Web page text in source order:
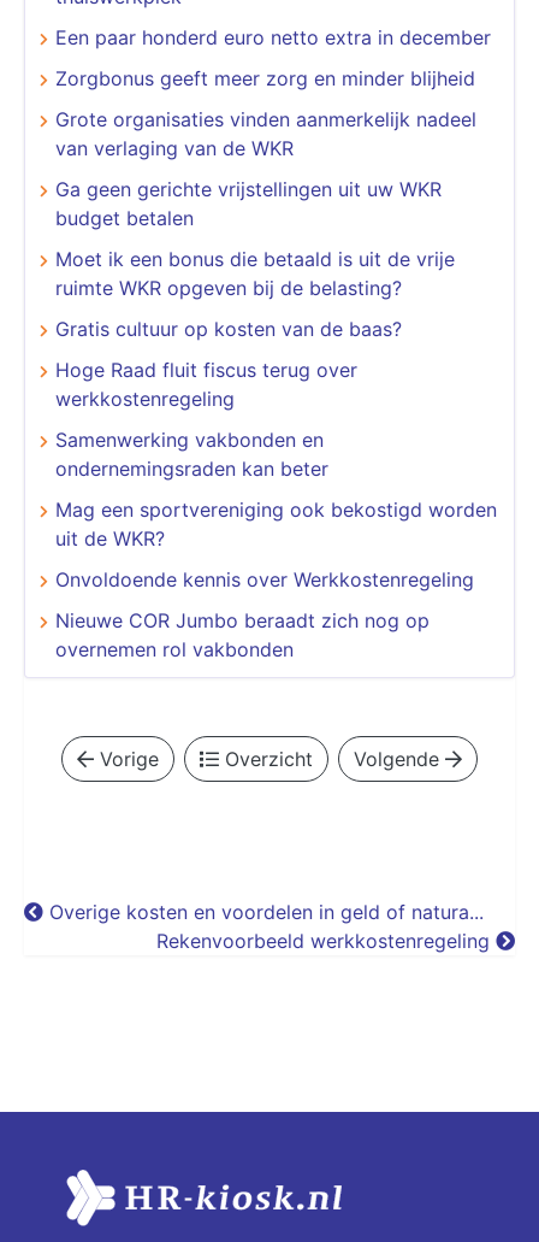
Een paar honderd euro netto extra in december
Zorgbonus geeft meer zorg en minder blijheid
Grote organisaties vinden aanmerkelijk nadeel
van verlaging van de WKR
Ga geen gerichte vrijstellingen uit uw WKR
budget betalen
Moet ik een bonus die betaald is uit de vrije
ruimte WKR opgeven bij de belasting?
Gratis cultuur op kosten van de baas?
Hoge Raad fluit fiscus terug over
werkkostenregeling
Samenwerking vakbonden en
ondernemingsraden kan beter
Mag een sportvereniging ook bekostigd worden
uit de WKR?
Onvoldoende kennis over Werkkostenregeling
Nieuwe COR Jumbo beraadt zich nog op
overnemen rol vakbonden
Vorige Overzicht Volgende
Overige kosten en voordelen in geld of natura...
Rekenvoorbeeld werkkostenregeling